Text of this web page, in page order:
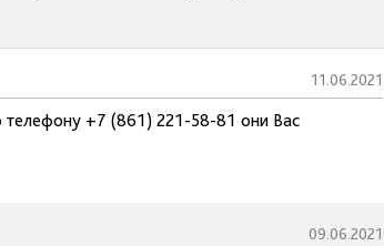
11.06.2021
телефону +7 (861) 221-58-81 они Вас
09.06.2021